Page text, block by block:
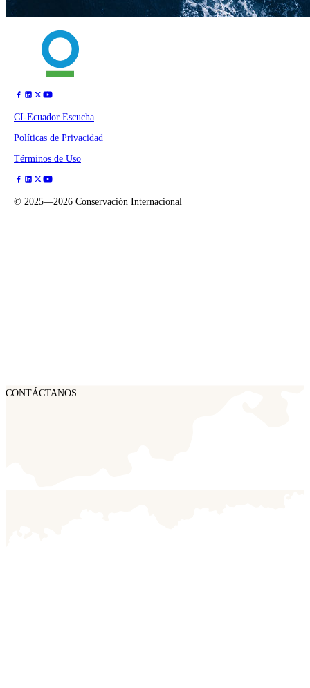
CI-Ecuador Escucha
Políticas de Privacidad
Términos de Uso
© 2025—2026 Conservación Internacional
CONTÁCTANOS